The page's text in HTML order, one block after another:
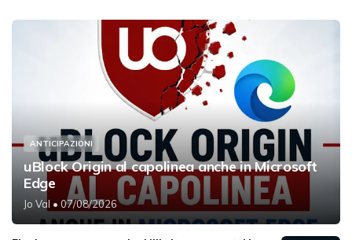
ANTICIPAZIONI
uBlock Origin al capolinea anche in Microsoft
Edge
Jo Val • 07/08/2026